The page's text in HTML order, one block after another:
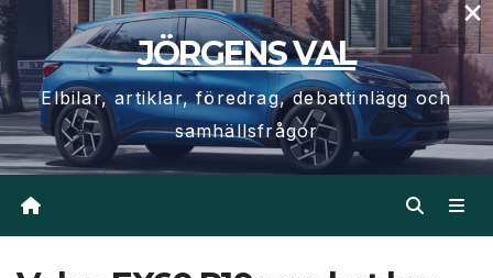
Hoppa
till
innehåll
JÖRGENS VAL
Elbilar, artiklar, föredrag, debattinlägg och
samhällsfrågor
×